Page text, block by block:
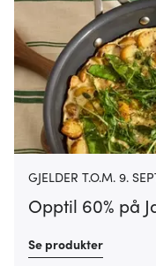
GJELDER T.O.M. 9.
Opptil 60% på
Se produkter